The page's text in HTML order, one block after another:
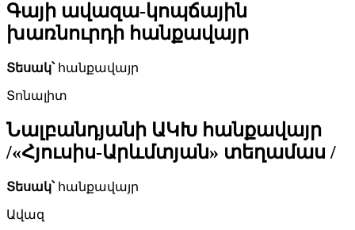
Գայի ավազա-կոպճային
խառնուրդի հանքավայր
Տեսակ՝հանքավայր
Տոնալիտ
Նալբանդյանի ԱԿԽ հանքավայր
/«Հյուսիս-Արևմտյան» տեղամաս /
Տեսակ՝հանքավայր
Ավազ